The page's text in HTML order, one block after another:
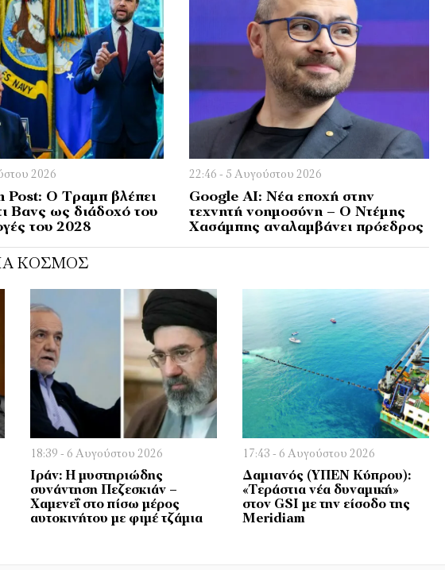
2026
Post: Ο Τραμπ βλέπει
Βανς ως διάδοχό του
του 2028
22:46 - 5 Αυγούστου 2026
Google AI: Νέα εποχή στην
τεχνητή νοημοσύνη – Ο Ντέμης
Χασάμπης αναλαμβάνει πρόεδρος
ΚΌΣΜΟΣ
18:39 - 6 Αυγούστου 2026
Ιράν: Η μυστηριώδης
συνάντηση Πεζεσκιάν –
Χαμενεΐ στο πίσω μέρος
αυτοκινήτου με φιμέ τζάμια
17:43 - 6 Αυγούστου 2026
Δαμιανός (ΥΠΕΝ Κύπρου):
«Τεράστια νέα δυναμική»
στον GSI με την είσοδο της
Meridiam